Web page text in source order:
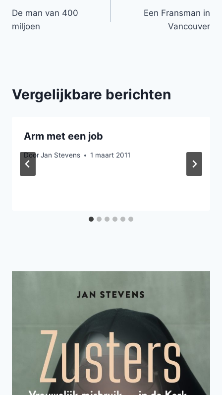
navigatie
De man van 400
miljoen
Een Fransman in
Vancouver
Vergelijkbare berichten
Arm met een job
DoorJan Stevens 1 maart 2011